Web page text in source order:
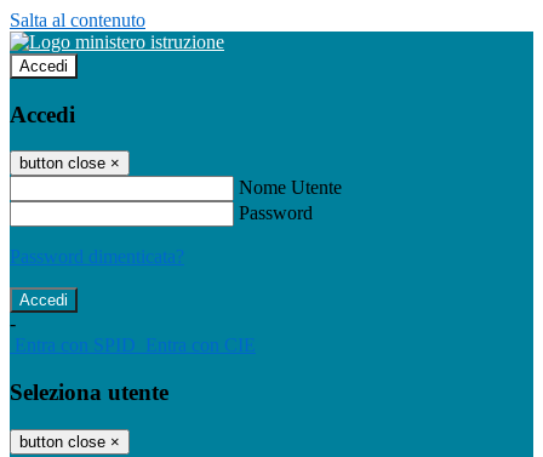
Salta al contenuto
Accedi
Accedi
button close ×
Nome Utente
Password
Password dimenticata?
-
Entra con SPID Entra con CIE
Seleziona utente
button close ×